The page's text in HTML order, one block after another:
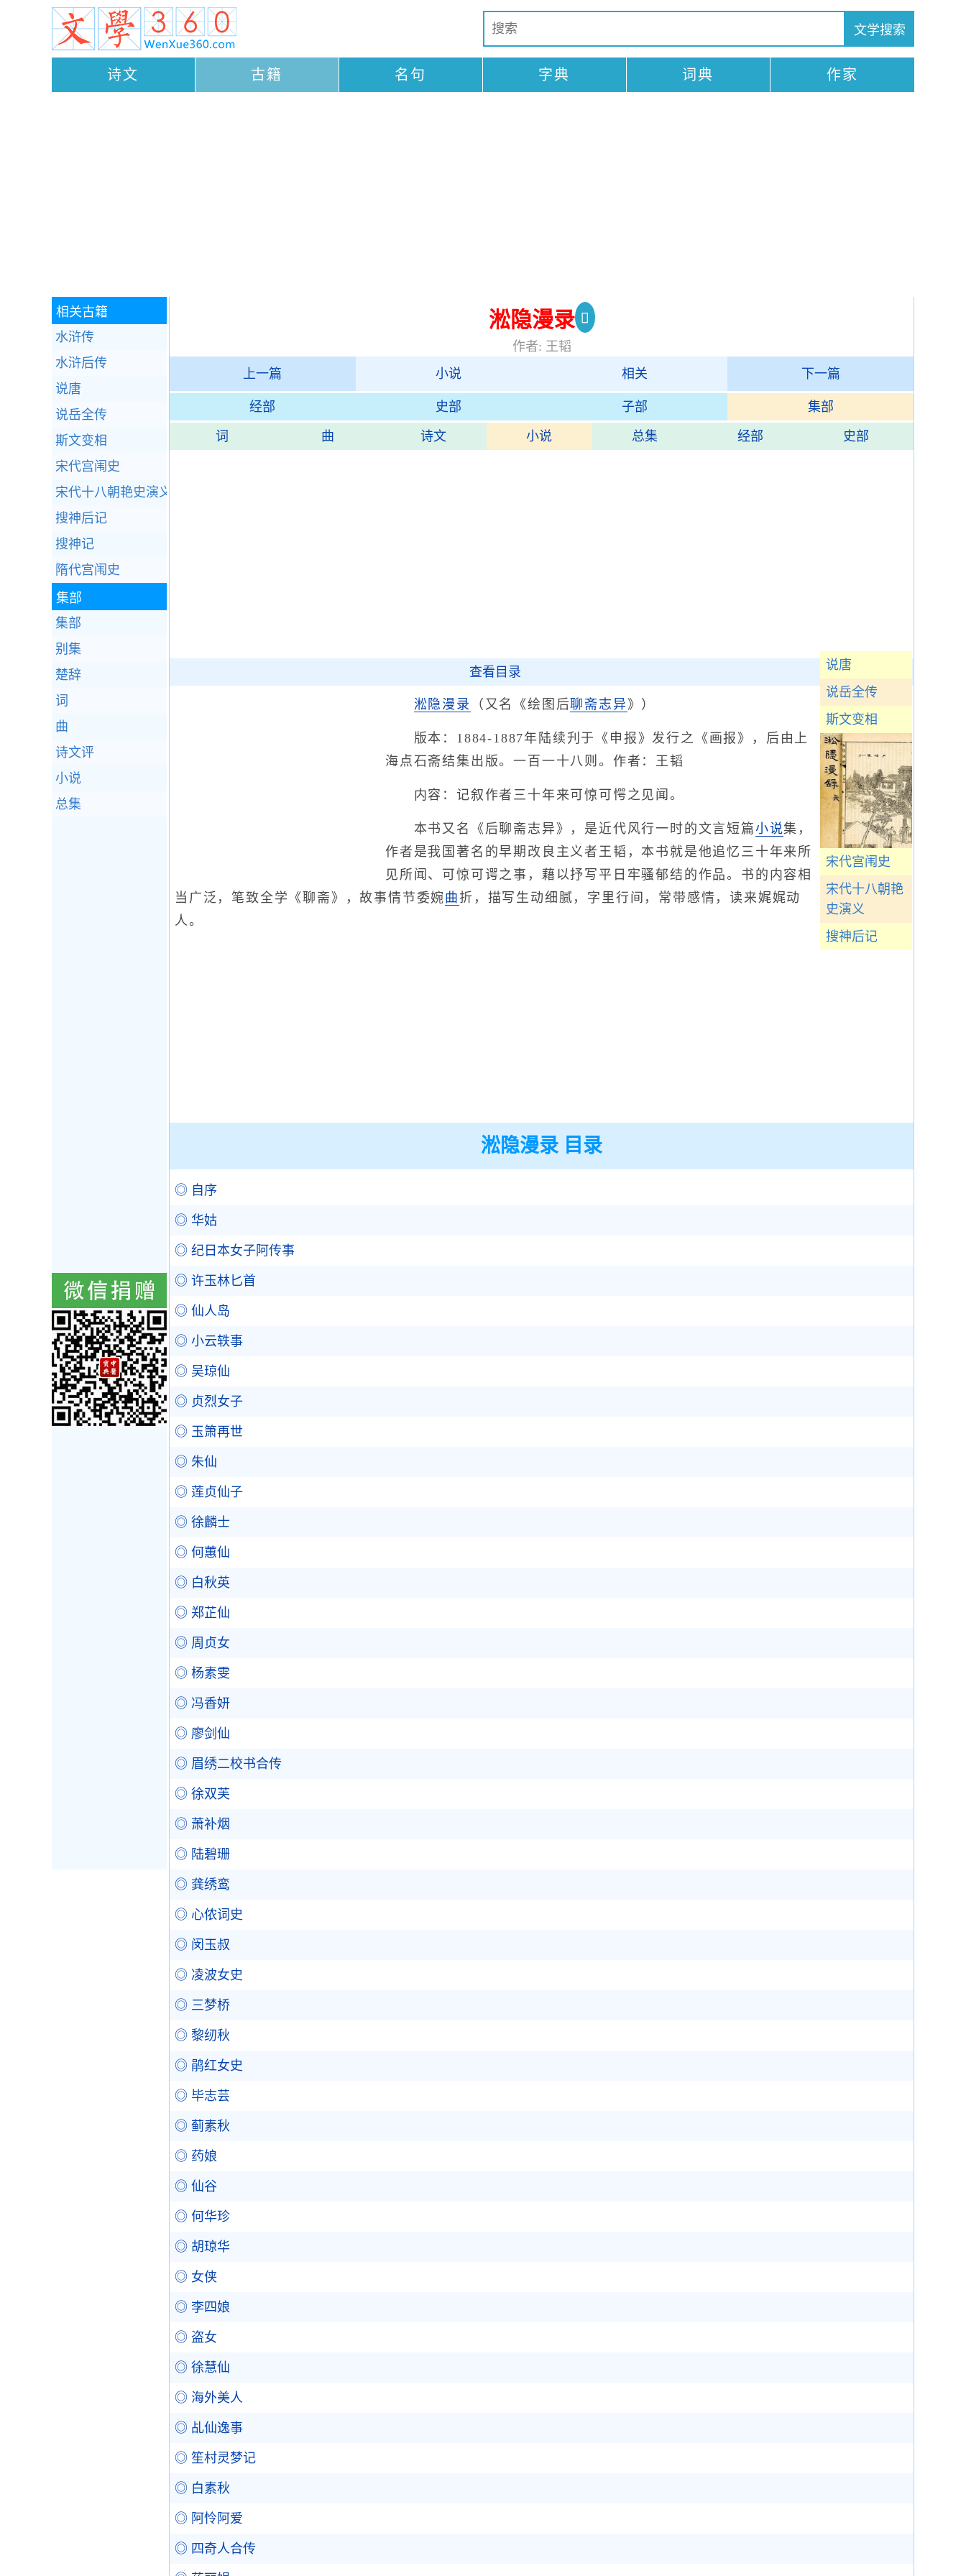
诗文 古籍 名句 字典 词典 作家
淞隐漫录
作者: 王韬
上一篇
小说 相关 下一篇
经部 史部 子部 集部
词 曲 诗文 小说 总集 经部 史部
说唐
说岳全传
斯文变相
宋代宫闱史
宋代十八朝艳
史演义
搜神后记
查看目录
淞隐漫录 （又名《绘图后聊斋志异 》）
版本：1884-1887年陆续刋于《申报》发行之《画报》，后由上
海点石斋结集出版。一百一十八则。作者：王韬
内容：记叙作者三十年来可惊可愕之见闻。
本书又名《后聊斋志异》，是近代风行一时的文言短篇小说集，
作者是我国著名的早期改良主义者王韬，本书就是他追忆三十年来所
见所闻、可惊可谔之事，藉以抒写平日牢骚郁结的作品。书的内容相
当广泛，笔致全学《聊斋》，故事情节委婉曲折，描写生动细腻，字里行间，常带感情，读来娓娓动
人。
淞隐漫录 目录
◎ 自序
◎ 华姑
◎ 纪日本女子阿传事
◎ 许玉林匕首
◎ 仙人岛
◎ 小云轶事
◎ 吴琼仙
◎ 贞烈女子
◎ 玉箫再世
◎ 朱仙
◎ 莲贞仙子
◎ 徐麟士
◎ 何蕙仙
◎ 白秋英
◎ 郑芷仙
◎ 周贞女
◎ 杨素雯
◎ 冯香妍
◎ 廖剑仙
◎ 眉绣二校书合传
◎ 徐双芙
◎ 萧补烟
◎ 陆碧珊
◎ 龚绣鸾
◎ 心侬词史
◎ 闵玉叔
◎ 凌波女史
◎ 三梦桥
◎ 黎纫秋
◎ 鹃红女史
◎ 毕志芸
◎ 蓟素秋
◎ 药娘
◎ 仙谷
◎ 何华珍
◎ 胡琼华
◎ 女侠
◎ 李四娘
◎ 盗女
◎ 徐慧仙
◎ 海外美人
◎ 乩仙逸事
◎ 笙村灵梦记
◎ 白素秋
◎ 阿怜阿爱
◎ 四奇人合传
相关古籍
水浒传
水浒后传
说唐
说岳全传
斯文变相
宋代宫闱史
宋代十八朝艳史演义
搜神后记
搜神记
隋代宫闱史
集部
集部
别集
楚辞
词
曲
诗文评
小说
总集